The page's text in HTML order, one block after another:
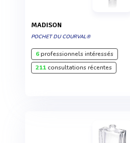
MADISON
POCHET DU COURVAL®
6professionnels intéressés
211consultations récentes